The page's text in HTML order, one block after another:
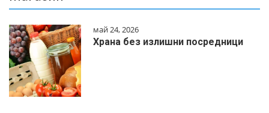
май 24, 2026
Храна без излишни посредници